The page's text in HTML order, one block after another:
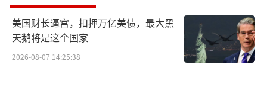
美国财长逼宫，扣押万亿美债，最大黑
天鹅将是这个国家
2026-08-07 14:25:38